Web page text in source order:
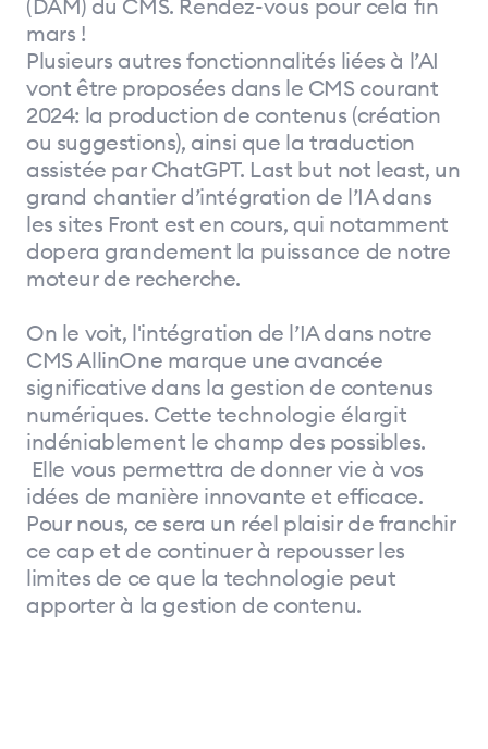
(DAM) du CMS. Rendez-vous pour cela fin
mars !
Plusieurs autres fonctionnalités liées à l’AI
vont être proposées dans le CMS courant
2024: la production de contenus (création
ou suggestions), ainsi que la traduction
assistée par ChatGPT. Last but not least, un
grand chantier d’intégration de l’IA dans
les sites Front est en cours, qui notamment
dopera grandement la puissance de notre
moteur de recherche.
On le voit, l'intégration de l’IA dans notre
CMS AllinOne marque une avancée
significative dans la gestion de contenus
numériques. Cette technologie élargit
indéniablement le champ des possibles.
Elle vous permettra de donner vie à vos
idées de manière innovante et efficace.
Pour nous, ce sera un réel plaisir de franchir
ce cap et de continuer à repousser les
limites de ce que la technologie peut
apporter à la gestion de contenu.